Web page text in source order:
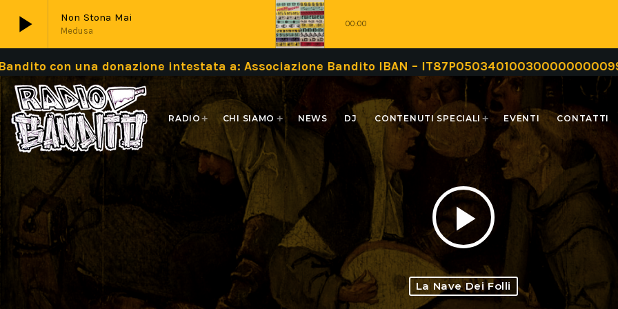
play_arrow Non Stona Mai
Medusa
00:00
play_arrow Live
donazione intestata a: Associazione Bandito IBAN – IT87P0503401003000000000999 oppure
RADIO CHI SIAMO NEWS DJ CONTENUTI SPECIALI EVENTI CONTATTI
play_arrow
La Nave Dei Folli